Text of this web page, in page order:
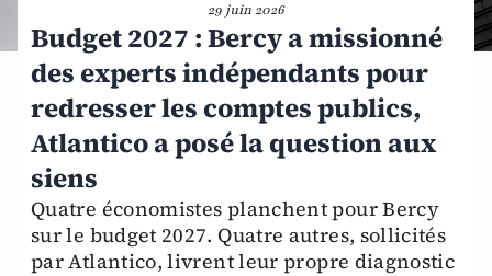
29 juin 2026
Budget 2027 : Bercy a missionné
des experts indépendants pour
redresser les comptes publics,
Atlantico a posé la question aux
siens
Quatre économistes planchent pour Bercy
sur le budget 2027. Quatre autres, sollicités
par Atlantico, livrent leur propre diagnostic